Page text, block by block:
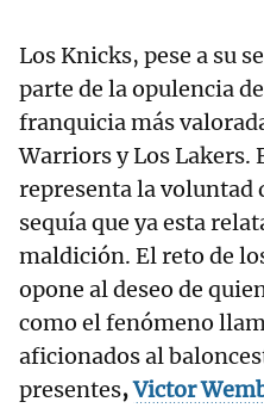
Los Knicks, pese a su
parte de la opulencia
franquicia más
Warriors y Los Lakers.
representa la voluntad
sequía que ya esta
maldición. El reto de
opone al deseo de
como el fenómeno
aficionados al
presentes,Victor